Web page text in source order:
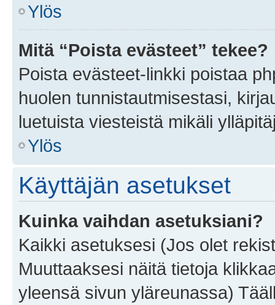
Ylös
Mitä “Poista evästeet” tekee?
Poista evästeet-linkki poistaa
huolen tunnistautmisestasi,
luetuista viesteistä mikäli
Ylös
Käyttäjän asetukset
Kuinka vaihdan asetuksiani?
Kaikki asetuksesi (Jos olet
Muuttaaksesi näitä tietoja
yleensä sivun yläreunassa)